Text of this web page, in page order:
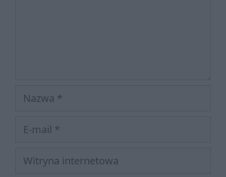
Nazwa
Witryna
internetowa